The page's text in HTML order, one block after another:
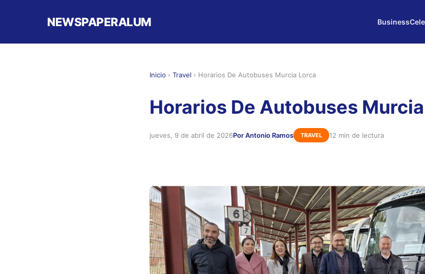
NEWSPAPERALUM Business
Inicio › Travel › Horarios De Autobuses Murcia Lorca
Horarios De Autobuses
jueves, 9 de abril de 2026Por Antonio Ramos TRAVEL 12 min de lectura